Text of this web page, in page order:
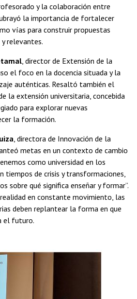
y la colaboración entre
la importancia de fortalecer
vías para construir propuestas
relevantes.
, director de Extensión de la
el foco en la docencia situada y la
auténticas. Resaltó también el
la extensión universitaria, concebida
para explorar nuevas
la formación.
, directora de Innovación de la
metas en un contexto de cambio
como universidad en los
tiempos de crisis y transformaciones,
sobre qué significa enseñar y formar”.
en constante movimiento, las
deben replantear la forma en que
el futuro.